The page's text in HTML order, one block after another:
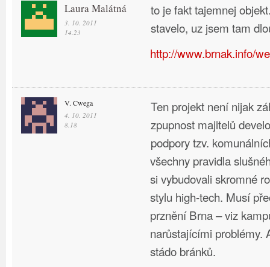
Laura Malátná
3. 10. 2011
14.23
to je fakt tajemnej
stavelo, uz jsem tam
http://www.brnak.info/
V. Cwega
4. 10. 2011
8.18
Ten projekt není nijak
zpupnost majitelů
podpory tzv.
všechny pravidla
si vybudovali skromné
stylu high-tech. Musí
prznění Brna – viz
narůstajícími problémy.
stádo bránků.